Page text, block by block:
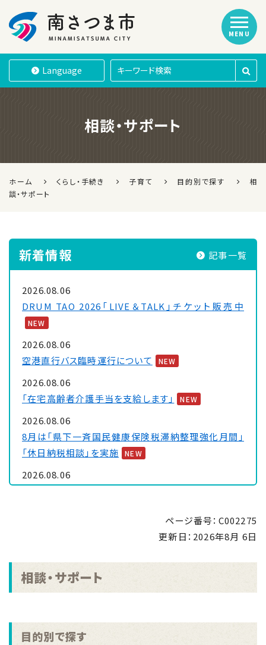
南さつま市
Language
MENU
相談・サポート
ホーム くらし・手続き 子育て 目的別で探す
相
談・サポート
新着情報 記事一覧
2026.08.06
DRUM TAO 2026「LIVE＆TALK」チケット販売中
NEW
2026.08.06
空港直行バス臨時運行について
NEW
2026.08.06
「在宅高齢者介護手当を支給します」
NEW
2026.08.06
8月は「県下一斉国民健康保険税滞納整理強化月間」
「休日納税相談」を実施
NEW
2026.08.06
「里親制度説明会 ～『里親』ってなぁに～」のお知ら
「手のひらで南さつまを」フォトコンキャンペーンを実
2026.07.31
マイナンバーカード交付休日開庁日
ページ番号：C002275
更新日： 2026年8月 6日
相談・サポート
目的別で探す